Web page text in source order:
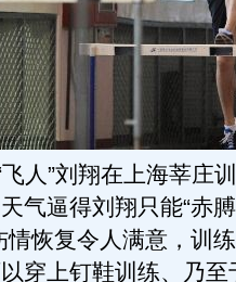
”刘翔在上海莘庄
气逼得刘翔只能“赤
情恢复令人满意，训
穿上钉鞋训练、乃至